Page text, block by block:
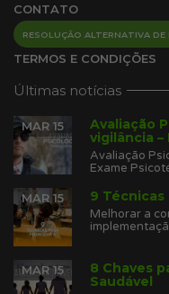
CONTATO
RESOLUÇÃO ALTERNATIVA
TERMOS E CONDIÇÕES
Últimas notícias
Avaliação
vigilância –
MAR 15
Avaliação
Exame
9 Técnicas
MAR 15
Melhorar a
8 Chaves
Saudável
MAR 15